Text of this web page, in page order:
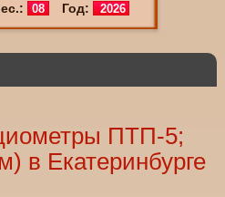
08 Год: 2026
ПТП-5;
в Екатеринбурге